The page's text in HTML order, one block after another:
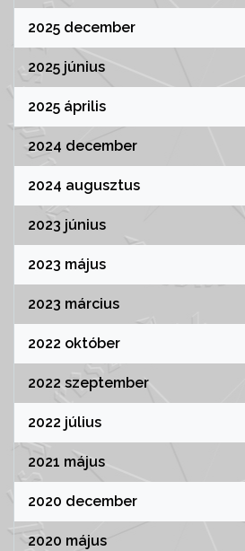
2025 december
2025 június
2025 április
2024 december
2024 augusztus
2023 június
2023 május
2023 március
2022 október
2022 szeptember
2022 július
2021 május
2020 december
2020 május